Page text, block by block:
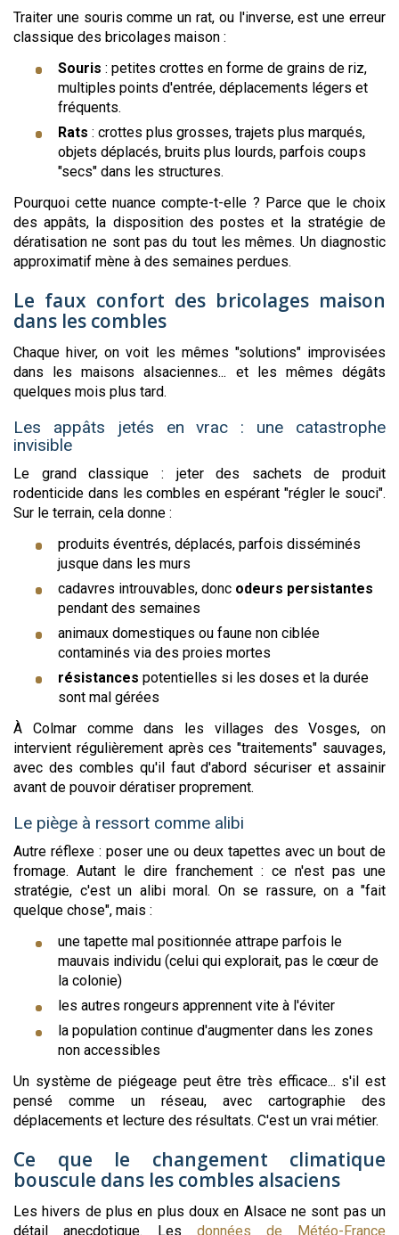
Traiter une souris comme un rat, ou l'inverse, est une erreur
classique des bricolages maison :
Souris : petites crottes en forme de grains de riz,
multiples points d'entrée, déplacements légers et
fréquents.
Rats : crottes plus grosses, trajets plus marqués,
objets déplacés, bruits plus lourds, parfois coups
"secs" dans les structures.
Pourquoi cette nuance compte-t-elle ? Parce que le choix
des appâts, la disposition des postes et la stratégie de
dératisation ne sont pas du tout les mêmes. Un diagnostic
approximatif mène à des semaines perdues.
Le faux confort des bricolages maison
dans les combles
Chaque hiver, on voit les mêmes "solutions" improvisées
dans les maisons alsaciennes... et les mêmes dégâts
quelques mois plus tard.
Les appâts jetés en vrac : une catastrophe
invisible
Le grand classique : jeter des sachets de produit
rodenticide dans les combles en espérant "régler le souci".
Sur le terrain, cela donne :
produits éventrés, déplacés, parfois disséminés
jusque dans les murs
cadavres introuvables, donc odeurs persistantes
pendant des semaines
animaux domestiques ou faune non ciblée
contaminés via des proies mortes
résistances potentielles si les doses et la durée
sont mal gérées
À Colmar comme dans les villages des Vosges, on
intervient régulièrement après ces "traitements" sauvages,
avec des combles qu'il faut d'abord sécuriser et assainir
avant de pouvoir dératiser proprement.
Le piège à ressort comme alibi
Autre réflexe : poser une ou deux tapettes avec un bout de
fromage. Autant le dire franchement : ce n'est pas une
stratégie, c'est un alibi moral. On se rassure, on a "fait
quelque chose", mais :
une tapette mal positionnée attrape parfois le
mauvais individu (celui qui explorait, pas le cœur de
la colonie)
les autres rongeurs apprennent vite à l'éviter
la population continue d'augmenter dans les zones
non accessibles
Un système de piégeage peut être très efficace... s'il est
pensé comme un réseau, avec cartographie des
déplacements et lecture des résultats. C'est un vrai métier.
Ce que le changement climatique
bouscule dans les combles alsaciens
Les hivers de plus en plus doux en Alsace ne sont pas un
détail anecdotique. Les données de Météo-France